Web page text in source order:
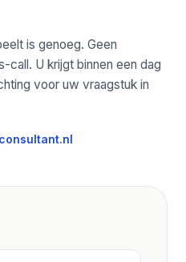
is genoeg. Geen
call. U krijgt binnen een dag
voor uw vraagstuk in